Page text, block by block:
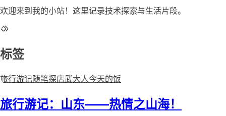
欢迎来到我的小站！这里记录技术探索与生活片段。
标签
旅行游记随笔探店武大人今天的饭
旅行游记：山东——热情之山海！